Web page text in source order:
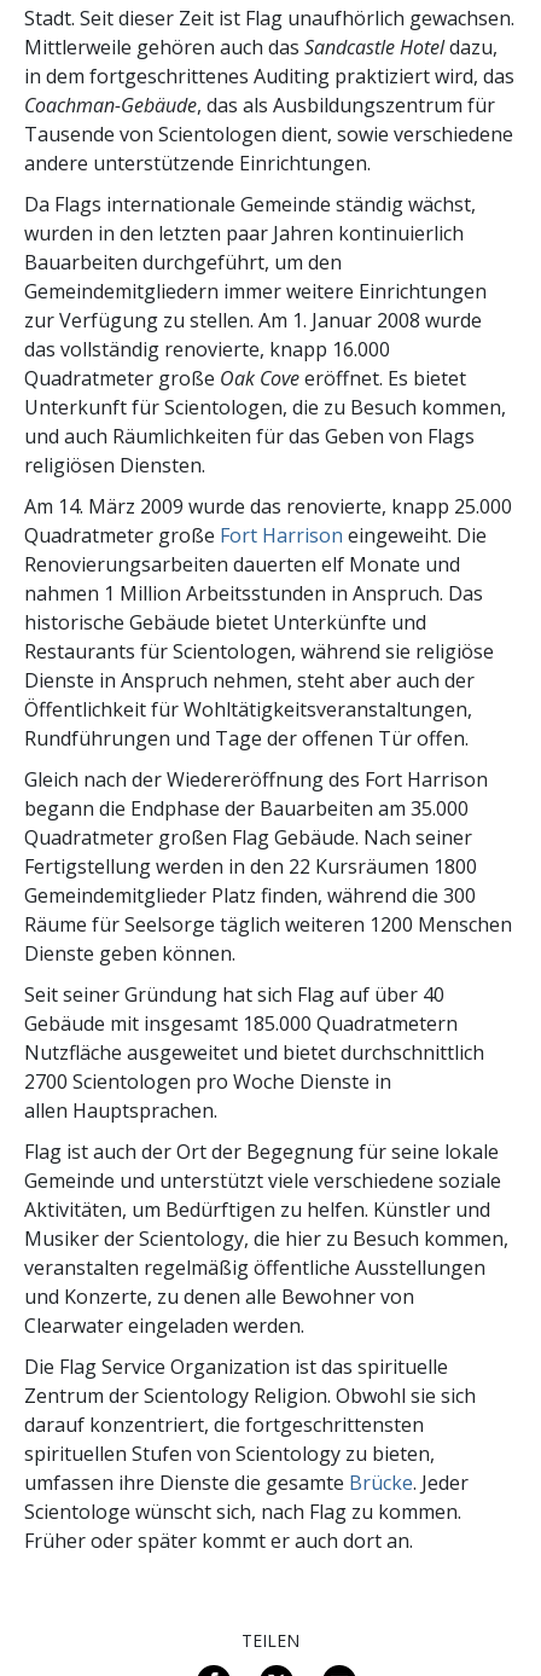
Stadt. Seit dieser Zeit ist Flag unaufhörlich gewachsen.
Mittlerweile gehören auch das Sandcastle Hoteldazu,
in dem fortgeschrittenes Auditing praktiziert wird, das
Coachman-Gebäude, das als Ausbildungszentrum für
Tausende von Scientologen dient, sowie verschiedene
andere unterstützende Einrichtungen.
Da Flags internationale Gemeinde ständig wächst,
wurden in den letzten paar Jahren kontinuierlich
Bauarbeiten durchgeführt, um den
Gemeindemitgliedern immer weitere Einrichtungen
zur Verfügung zu stellen. Am 1. Januar 2008 wurde
das vollständig renovierte, knapp 16.000
Quadratmeter große Oak Coveeröffnet. Es bietet
Unterkunft für Scientologen, die zu Besuch kommen,
und auch Räumlichkeiten für das Geben von Flags
religiösen Diensten.
Am 14. März 2009 wurde das renovierte, knapp 25.000
Quadratmeter große Fort Harrison eingeweiht. Die
Renovierungsarbeiten dauerten elf Monate und
nahmen 1 Million Arbeitsstunden in Anspruch. Das
historische Gebäude bietet Unterkünfte und
Restaurants für Scientologen, während sie religiöse
Dienste in Anspruch nehmen, steht aber auch der
Öffentlichkeit für Wohltätigkeitsveranstaltungen,
Rundführungen und Tage der offenen Tür offen.
Gleich nach der Wiedereröffnung des Fort Harrison
begann die Endphase der Bauarbeiten am 35.000
Quadratmeter großen Flag Gebäude. Nach seiner
Fertigstellung werden in den 22 Kursräumen 1800
Gemeindemitglieder Platz finden, während die 300
Räume für Seelsorge täglich weiteren 1200 Menschen
Dienste geben können.
Seit seiner Gründung hat sich Flag auf über 40
Gebäude mit insgesamt 185.000 Quadratmetern
Nutzfläche ausgeweitet und bietet durchschnittlich
2700 Scientologen pro Woche Dienste in
allen Hauptsprachen.
Flag ist auch der Ort der Begegnung für seine lokale
Gemeinde und unterstützt viele verschiedene soziale
Aktivitäten, um Bedürftigen zu helfen. Künstler und
Musiker der Scientology, die hier zu Besuch kommen,
veranstalten regelmäßig öffentliche Ausstellungen
und Konzerte, zu denen alle Bewohner von
Clearwater eingeladen werden.
Die Flag Service Organization ist das spirituelle
Zentrum der Scientology Religion. Obwohl sie sich
darauf konzentriert, die fortgeschrittensten
spirituellen Stufen von Scientology zu bieten,
umfassen ihre Dienste die gesamte Brücke. Jeder
Scientologe wünscht sich, nach Flag zu kommen.
Früher oder später kommt er auch dort an.
TEILEN